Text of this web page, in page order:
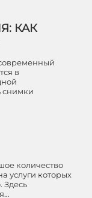
КАК
в
снимки
количество
услуги которых
Здесь